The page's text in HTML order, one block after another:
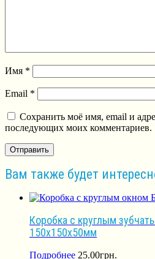
Имя *
Email *
Сохранить моё имя, email и
последующих моих комментариев.
Вам также будет
Коробка с круглым
150х150х50мм
Подробнее 25.00грн.